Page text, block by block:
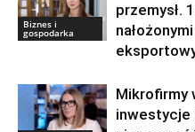
Biznes i
gospodarka
przemysł.
Mikrofirmy
inwestycje